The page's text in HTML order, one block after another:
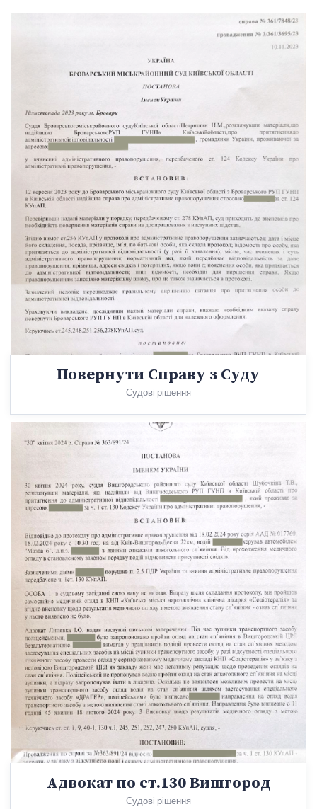
Повернути Справу з Суду
Судові рішення
Адвокат по ст.130 Вишгород
Судові рішення